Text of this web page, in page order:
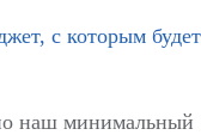
с которым будет
наш минимальный